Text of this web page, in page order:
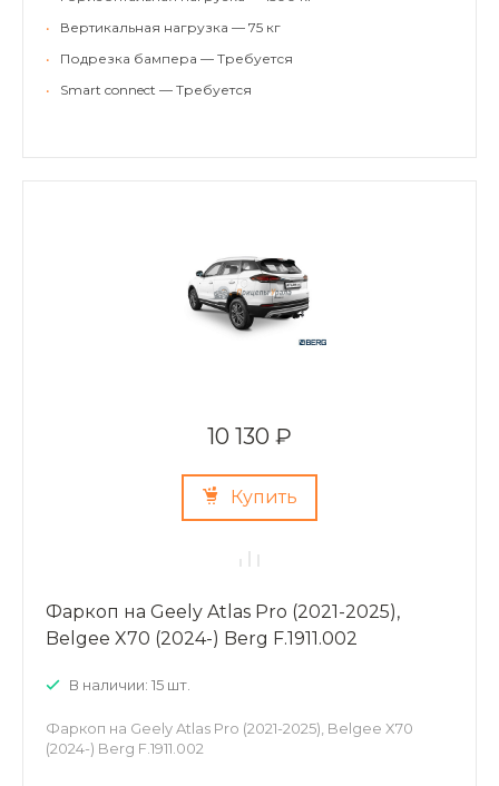
•
Вертикальная нагрузка — 75 кг
•
Подрезка бампера — Требуется
•
Smart connect — Требуется
10 130 ₽
Купить
Фаркоп на Geely Atlas Pro (2021-2025),
Belgee X70 (2024-) Berg F.1911.002
В наличии: 15 шт.
Фаркоп на Geely Atlas Pro (2021-2025), Belgee X70
(2024-) Berg F.1911.002